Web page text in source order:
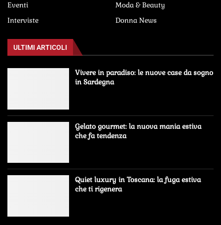
Eventi
Moda & Beauty
Interviste
Donna News
ULTIMI ARTICOLI
Vivere in paradiso: le nuove case da sogno
in Sardegna
Gelato gourmet: la nuova mania estiva
che fa tendenza
Quiet luxury in Toscana: la fuga estiva
che ti rigenera